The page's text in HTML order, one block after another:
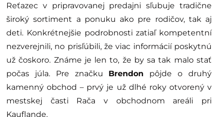
Reťazec v pripravovanej predajni sľubuje tradične
široký sortiment a ponuku ako pre rodičov, tak aj
deti. Konkrétnejšie podrobnosti zatiaľ kompetentní
nezverejnili, no prisľúbili, že viac informácií poskytnú
už čoskoro. Známe je len to, že by sa tak malo stať
počas júla. Pre značku Brendon pôjde o druhý
kamenný obchod – prvý je už dlhé roky otvorený v
mestskej časti Rača v obchodnom areáli pri
Kauflande.